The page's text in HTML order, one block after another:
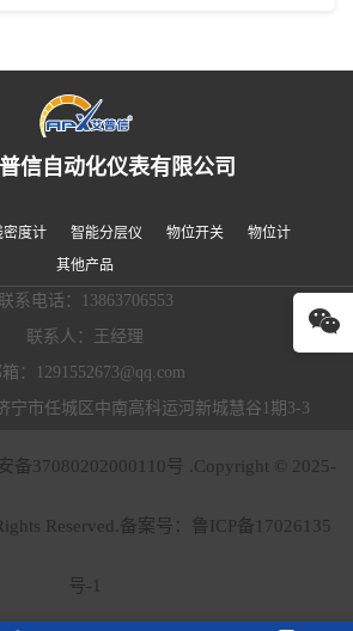
信自动化仪表有限公司
密度计 智能分层仪 物位开关
物位计
其他产品
联系电话：13863706553
联系人：王经理
箱：1291552673@qq.com
宁市任城区中南高科运河新城慧谷1期3-3
备37080202000110号 .Copyright © 2025-
Reserved.备案号： 鲁ICP备17026135
号-1